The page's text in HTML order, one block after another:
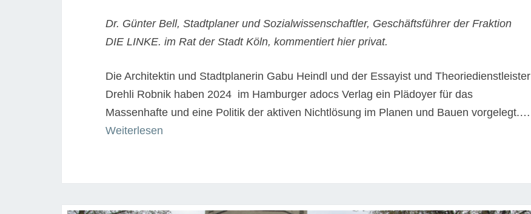
NICHTLÖSUNG
IM
PLANEN
BAUEN
Dr. Günter Bell, Stadtplaner und Sozialwissenschaftler, Geschäftsführer der Fraktion
DIE LINKE. im Rat der Stadt Köln, kommentiert hier privat.
Die Architektin und Stadtplanerin Gabu Heindl und der Essayist und Theoriedienstleister
Drehli Robnik haben 2024 im Hamburger adocs Verlag ein Plädoyer für das
Massenhafte und eine Politik der aktiven Nichtlösung im Planen und Bauen vorgelegt.…
Weiterlesen
Drehli
Robnik: